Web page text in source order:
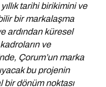
tarihi birikimini ve
bir markalaşma
ardından küresel
ve
Çorum’un marka
bu projenin
dönüm noktası